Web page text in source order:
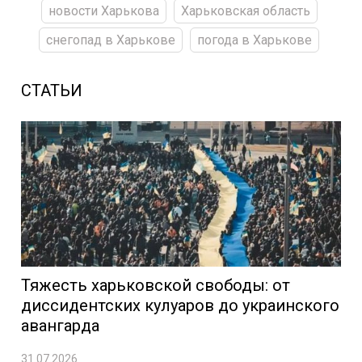
новости Харькова
Харьковская область
снегопад в Харькове
погода в Харькове
СТАТЬИ
Тяжесть харьковской свободы: от
диссидентских кулуаров до украинского
авангарда
31.07.2026